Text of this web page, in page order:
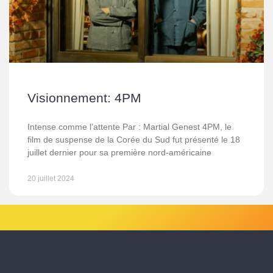
Visionnement: 4PM
Intense comme l’attente Par : Martial Genest 4PM, le
film de suspense de la Corée du Sud fut présenté le 18
juillet dernier pour sa première nord-américaine
20 juillet 2024